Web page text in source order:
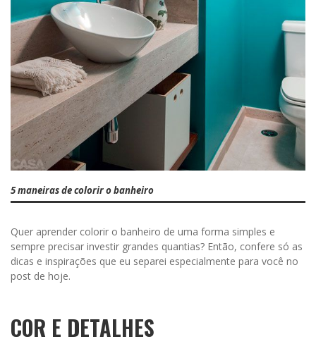
5 maneiras de colorir o banheiro
Quer aprender colorir o banheiro de uma forma simples e
sempre precisar investir grandes quantias? Então, confere só as
dicas e inspirações que eu separei especialmente para você no
post de hoje.
COR E DETALHES